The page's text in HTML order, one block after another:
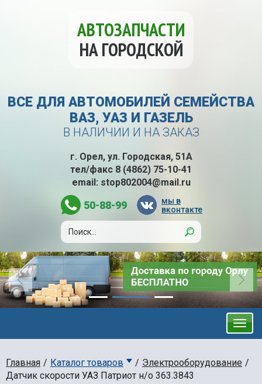
АВТОЗАПЧАСТИ
НА ГОРОДСКОЙ
ВСЕ ДЛЯ АВТОМОБИЛЕЙ СЕМЕЙСТВА
ВАЗ, УАЗ И ГАЗЕЛЬ
В НАЛИЧИИ И НА ЗАКАЗ
г. Орел, ул. Городская, 51А
тел/факс 8 (4862) 75-10-41
email: stop802004@mail.ru
50-88-99
мы в
вконтакте
Главная Каталог товаров
Электрооборудование
Датчик скорости УАЗ Патриот н/о 363.3843